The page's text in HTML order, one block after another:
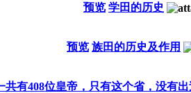
预览 学田的历史
预览 族田的历史及作用
共有408位皇帝，只有这个省，没有